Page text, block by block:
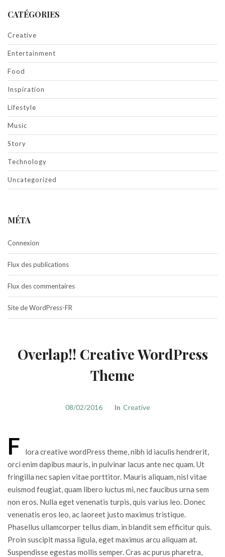
CATÉGORIES
Creative
Entertainment
Food
Inspiration
Lifestyle
Music
Story
Technology
Uncategorized
MÉTA
Connexion
Flux des publications
Flux des commentaires
Site de WordPress-FR
Overlap!! Creative WordPress
Theme
08/02/2016 In Creative
F
lora creative wordPress theme, nibh id iaculis hendrerit,
orci enim dapibus mauris, in pulvinar lacus ante nec quam. Ut
fringilla nec sapien vitae porttitor. Mauris aliquam, nisl vitae
euismod feugiat, quam libero luctus mi, nec faucibus urna sem
non eros. Nulla eget venenatis turpis, quis varius leo. Donec
venenatis eros leo, ac laoreet justo maximus tristique.
Phasellus ullamcorper tellus diam, in blandit sem efficitur quis.
Proin suscipit massa ligula, eget maximus arcu aliquam at.
Suspendisse egestas mollis semper. Cras ac purus pharetra,